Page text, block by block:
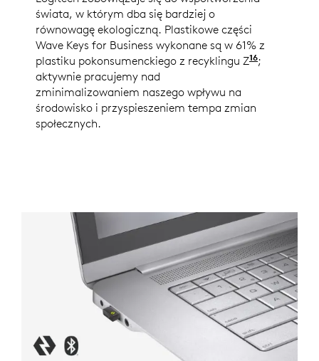
świata, w którym dba się bardziej o
równowagę ekologiczną. Plastikowe części
Wave Keys for Business wykonane są w 61% z
plastiku pokonsumenckiego z recyklingu Z16;
aktywnie pracujemy nad
zminimalizowaniem naszego wpływu na
środowisko i przyspieszeniem tempa zmian
społecznych.